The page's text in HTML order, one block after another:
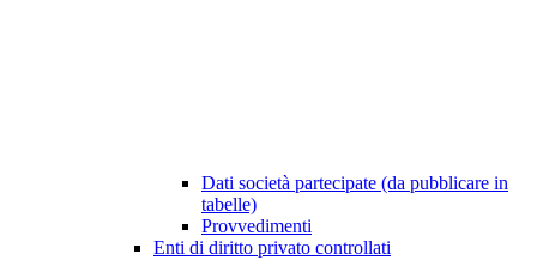
Dati società partecipate (da pubblicare in
tabelle)
Provvedimenti
Enti di diritto privato controllati